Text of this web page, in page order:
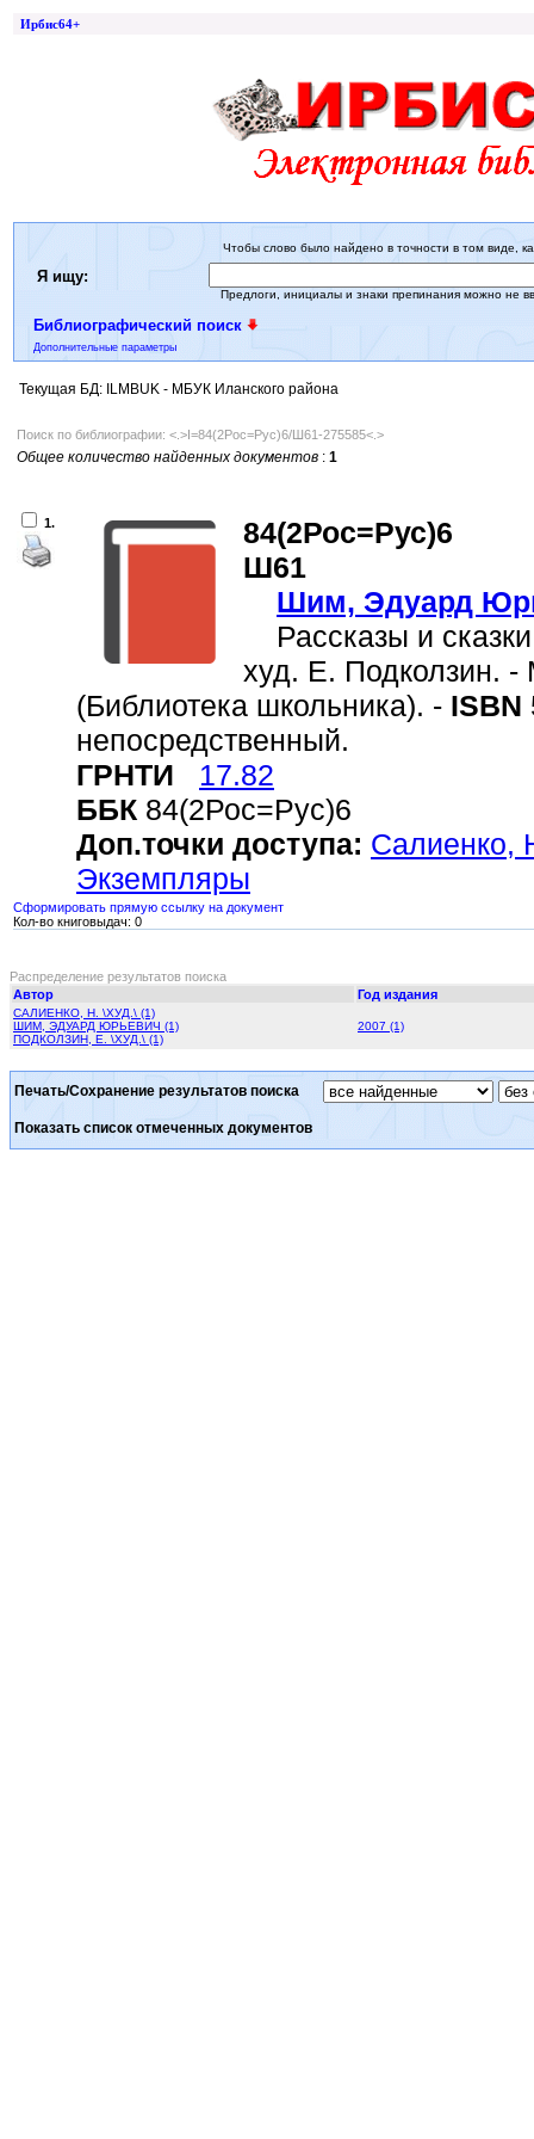
Ирбис64+
Я ищу:
Чтобы слово было найдено в точности в том виде,
Предлоги, инициалы и знаки препинания можно не
Библиографический поиск
Дополнительные параметры
Текущая БД: ILMBUK - МБУК Иланского района
Поиск по библиографии: <.>I=84(2Рос=Рус)6/Ш61-275585<.>
Общее количество найденных документов : 1
1.
84(2Рос=Рус)6
Ш61
Шим, Эдуард
Рассказы и
худ. Е. Подколзин. -
(Библиотека школьника). - ISBN
непосредственный.
ГРНТИ
17.82
ББК 84(2Рос=Рус)6
Доп.точки доступа: Салиенко,
Экземпляры
Сформировать прямую ссылку на документ
Кол-во книговыдач: 0
Распределение результатов поиска
Автор
Год издания
САЛИЕНКО, Н. \ХУД.\ (1)
ШИМ, ЭДУАРД ЮРЬЕВИЧ (1)
ПОДКОЛЗИН, Е. \ХУД.\ (1)
2007 (1)
Печать/Сохранение результатов поиска
Показать список отмеченных документов